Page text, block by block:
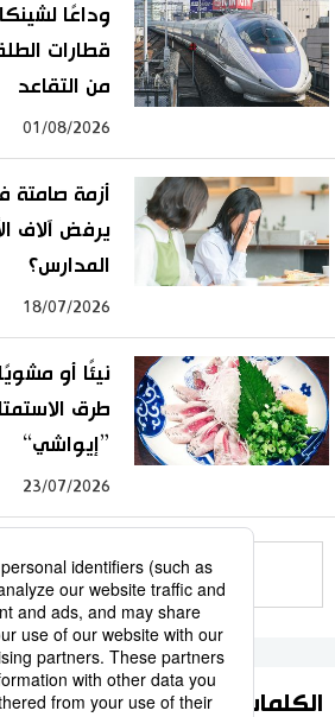
قطارات
من التقاعد
01/08/2026
أزمة صامتة
يرفض آلاف
المدارس؟
18/07/2026
نيئًا أو
طرق
”إيواشي“
23/07/2026
للمزيد
الكلمات الأكثر بحثا